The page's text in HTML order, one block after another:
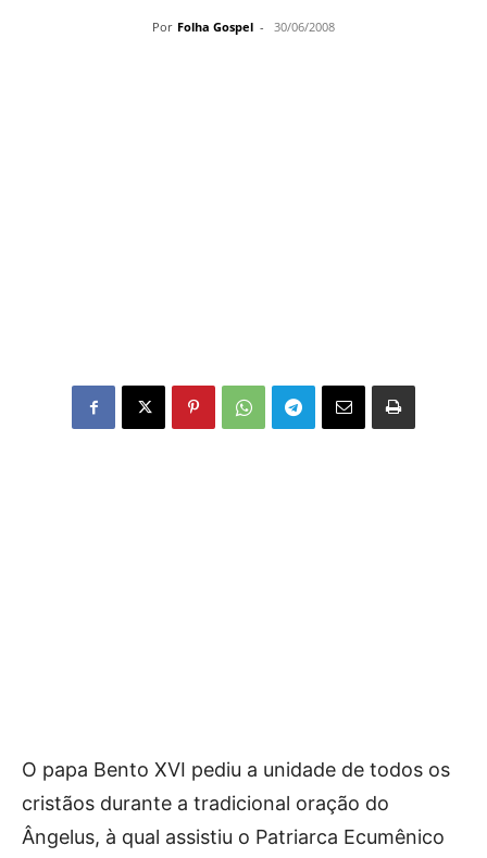
Por Folha Gospel - 30/06/2008
O papa Bento XVI pediu a unidade de todos os
cristãos durante a tradicional oração do
Ângelus, à qual assistiu o Patriarca Ecumênico